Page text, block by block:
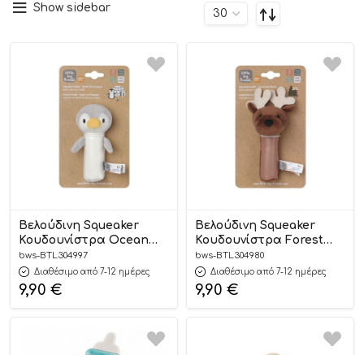
Show sidebar
Βελούδινη Squeaker
Κουδουνίστρα Ocean
0m+ – Baby to love
bws-BTL304997
Διαθέσιμο από 7-12 ημέρες
9,90 €
Βελούδινη Squeaker
Κουδουνίστρα Forest
0m+ – Baby to love
bws-BTL304980
Διαθέσιμο από 7-12 ημέρες
9,90 €